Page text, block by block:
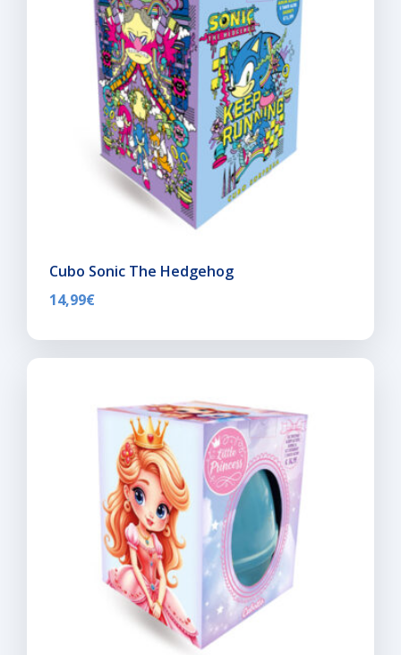
Cubo Sonic The Hedgehog
14,99€